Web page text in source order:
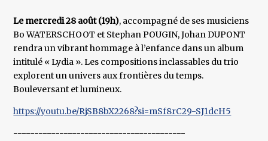
Le mercredi 28 août (19h), accompagné de ses musiciens
Bo WATERSCHOOT et Stephan POUGIN, Johan DUPONT
rendra un vibrant hommage à l’enfance dans un album
intitulé « Lydia ». Les compositions inclassables du trio
explorent un univers aux frontières du temps.
Bouleversant et lumineux.
https://youtu.be/RjSB8bX2268?si=mSf8rC29-SJ1dcH5
-----------------------------------------